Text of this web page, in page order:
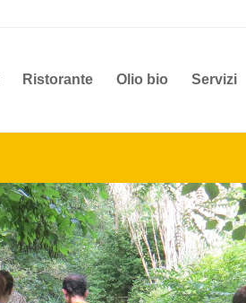
Ristorante Olio bio Servizi